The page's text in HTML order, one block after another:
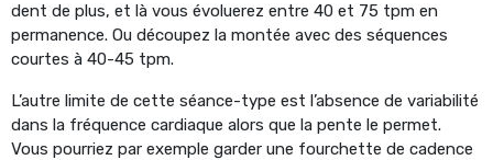
dent de plus, et là vous évoluerez entre 40 et 75 tpm en
permanence. Ou découpez la montée avec des séquences
courtes à 40-45 tpm.
L’autre limite de cette séance-type est l’absence de variabilité
dans la fréquence cardiaque alors que la pente le permet.
Vous pourriez par exemple garder une fourchette de cadence